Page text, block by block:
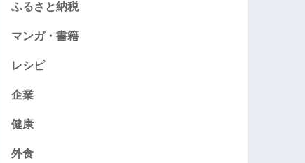
ふるさと納税
マンガ・書籍
レシピ
企業
健康
外食